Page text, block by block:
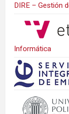
DIRE – Gestión
Informática